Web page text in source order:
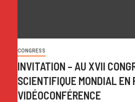
CONGRESS
INVITATION – AU XVII
SCIENTIFIQUE MONDIAL EN
VIDÉOCONFÉRENCE